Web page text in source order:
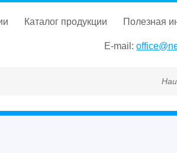
каталог продукции полезная
E-mail:
Наименование,